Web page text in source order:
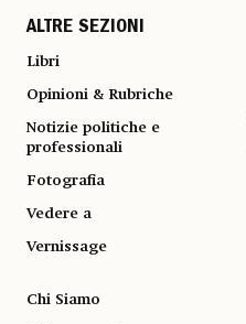
ALTRE SEZIONI
Libri
Opinioni & Rubriche
Notizie politiche e
professionali
Fotografia
Vedere a
Vernissage
Chi Siamo